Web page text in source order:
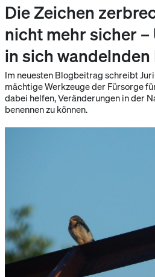
Die Zeichen
nicht mehr sicher
in sich
Im neuesten Blogbeitrag schreibt
mächtige Werkzeuge der Fürsorge
dabei helfen, Veränderungen in der
benennen zu können.